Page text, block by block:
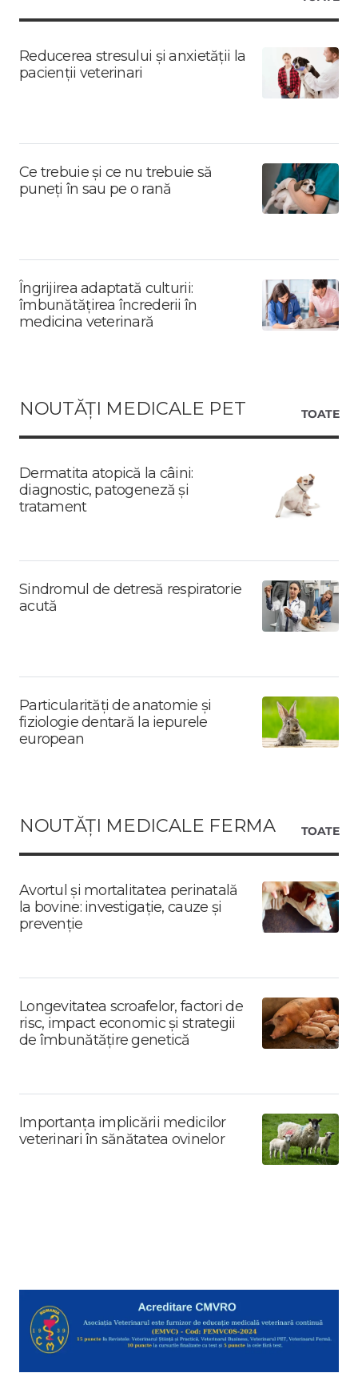
Reducerea stresului și anxietății la
pacienții veterinari
Ce trebuie și ce nu trebuie să
puneți în sau pe o rană
Îngrijirea adaptată culturii:
îmbunătățirea încrederii în
medicina veterinară
NOUTĂȚI MEDICALE PET TOATE
Dermatita atopică la câini:
diagnostic, patogeneză și
tratament
Sindromul de detresă respiratorie
acută
Particularități de anatomie și
fiziologie dentară la iepurele
european
NOUTĂȚI MEDICALE FERMA TOATE
Avortul și mortalitatea perinatală
la bovine: investigație, cauze și
prevenție
Longevitatea scroafelor, factori de
risc, impact economic și strategii
de îmbunătățire genetică
Importanța implicării medicilor
veterinari în sănătatea ovinelor